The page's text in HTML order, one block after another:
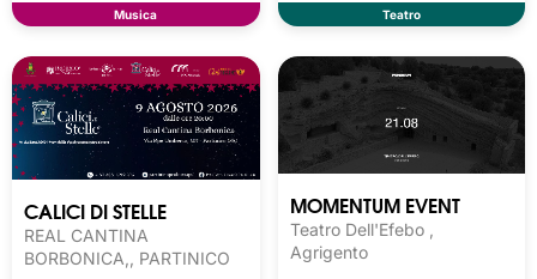
Musica Teatro
CALICI DI STELLE
REAL CANTINA
BORBONICA,, PARTINICO
MOMENTUM EVENT
Teatro Dell'Efebo ,
Agrigento